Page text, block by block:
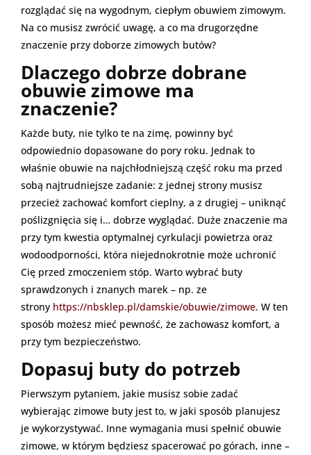
rozglądać się na wygodnym, ciepłym obuwiem zimowym.
Na co musisz zwrócić uwagę, a co ma drugorzędne
znaczenie przy doborze zimowych butów?
Dlaczego dobrze dobrane
obuwie zimowe ma
znaczenie?
Każde buty, nie tylko te na zimę, powinny być
odpowiednio dopasowane do pory roku. Jednak to
właśnie obuwie na najchłodniejszą część roku ma przed
sobą najtrudniejsze zadanie: z jednej strony musisz
przecież zachować komfort cieplny, a z drugiej – uniknąć
poślizgnięcia się i… dobrze wyglądać. Duże znaczenie ma
przy tym kwestia optymalnej cyrkulacji powietrza oraz
wodoodporności, która niejednokrotnie może uchronić
Cię przed zmoczeniem stóp. Warto wybrać buty
sprawdzonych i znanych marek – np. ze
strony https://nbsklep.pl/damskie/obuwie/zimowe. W ten
sposób możesz mieć pewność, że zachowasz komfort, a
przy tym bezpieczeństwo.
Dopasuj buty do potrzeb
Pierwszym pytaniem, jakie musisz sobie zadać
wybierając zimowe buty jest to, w jaki sposób planujesz
je wykorzystywać. Inne wymagania musi spełnić obuwie
zimowe, w którym będziesz spacerować po górach, inne –